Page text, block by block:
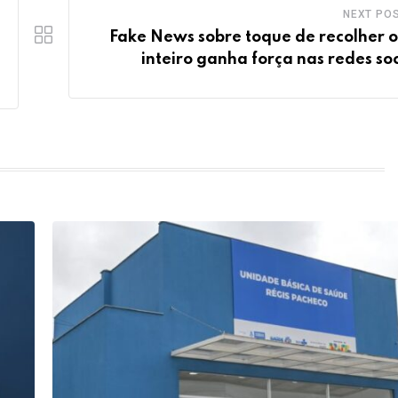
NEXT
Fake News sobre toque de recolher
inteiro ganha força nas redes